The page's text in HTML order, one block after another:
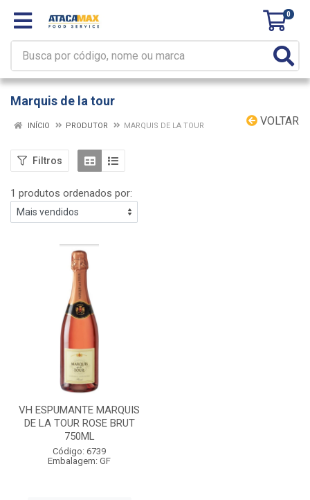
0
Marquis de la tour
VOLTAR
INÍCIO PRODUTOR MARQUIS DE LA TOUR
Filtros
1 produtos ordenados por:
VH ESPUMANTE MARQUIS
DE LA TOUR ROSE BRUT
750ML
Código: 6739
Embalagem: GF